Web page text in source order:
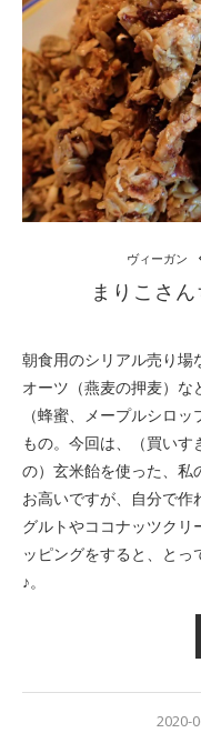
ヴィーガン
まりこさ
朝食用のシリアル売り場
オーツ（燕麦の押麦）
（蜂蜜、メープルシロ
もの。今回は、（買い
の）玄米飴を使った、私
お高いですが、自分で作
グルトやココナッツクリ
ッピングをすると、とっ
♪。
2020-